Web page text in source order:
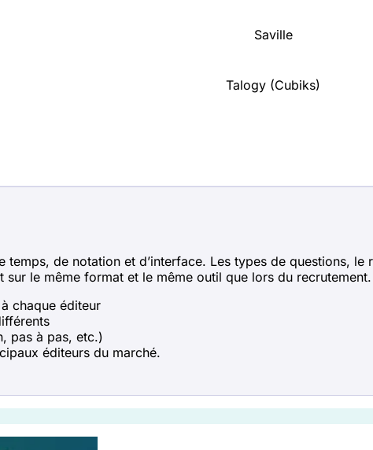
Saville
Talogy (Cubiks)
de notation et d’interface. Les types de questions, le
le même format et le même outil que lors du recrutement.
chaque éditeur
pas à pas, etc.)
éditeurs du marché.